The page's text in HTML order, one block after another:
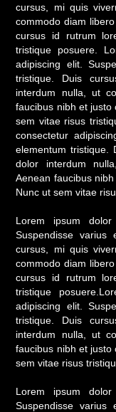
cursus, mi quis
commodo diam
cursus id rutrum
tristique posuere.
adipiscing elit.
tristique. Duis
interdum nulla, ut
faucibus nibh et
sem vitae risus
consectetur
elementum tristique.
dolor interdum
Aenean faucibus
Nunc ut sem vitae
Lorem ipsum
Suspendisse varius
cursus, mi quis
commodo diam
cursus id rutrum
tristique
adipiscing elit.
tristique. Duis
interdum nulla, ut
faucibus nibh et
sem vitae risus
Lorem ipsum
Suspendisse varius